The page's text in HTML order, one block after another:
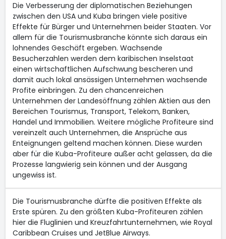
Die Verbesserung der diplomatischen Beziehungen
zwischen den USA und Kuba bringen viele positive
Effekte für Bürger und Unternehmen beider Staaten. Vor
allem für die Tourismusbranche könnte sich daraus ein
lohnendes Geschäft ergeben. Wachsende
Besucherzahlen werden dem karibischen Inselstaat
einen wirtschaftlichen Aufschwung bescheren und
damit auch lokal ansässigen Unternehmen wachsende
Profite einbringen. Zu den chancenreichen
Unternehmen der Landesöffnung zählen Aktien aus den
Bereichen Tourismus, Transport, Telekom, Banken,
Handel und Immobilien. Weitere mögliche Profiteure sind
vereinzelt auch Unternehmen, die Ansprüche aus
Enteignungen geltend machen können. Diese wurden
aber für die Kuba-Profiteure außer acht gelassen, da die
Prozesse langwierig sein können und der Ausgang
ungewiss ist.
Die Tourismusbranche dürfte die positiven Effekte als
Erste spüren. Zu den größten Kuba-Profiteuren zählen
hier die Fluglinien und Kreuzfahrtunternehmen, wie Royal
Caribbean Cruises und JetBlue Airways.